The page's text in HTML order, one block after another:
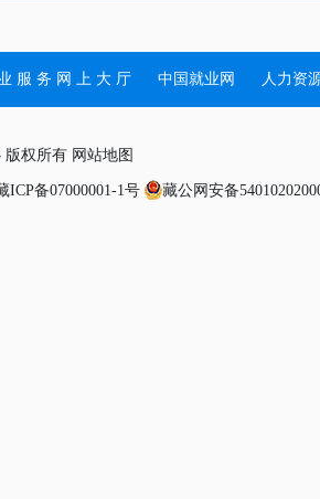
服 务 网 上 大 厅 中国就业网 人力资
版权所有 网站地图
ICP备07000001-1号 藏公网安备